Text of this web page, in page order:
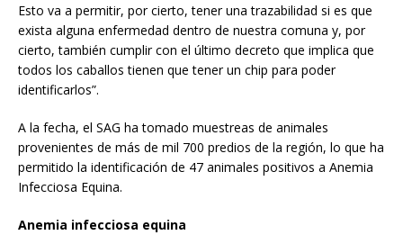
Esto va a permitir, por cierto, tener una trazabilidad si es que
exista alguna enfermedad dentro de nuestra comuna y, por
cierto, también cumplir con el último decreto que implica que
todos los caballos tienen que tener un chip para poder
identificarlos”.
A la fecha, el SAG ha tomado muestreas de animales
provenientes de más de mil 700 predios de la región, lo que ha
permitido la identificación de 47 animales positivos a Anemia
Infecciosa Equina.
Anemia infecciosa equina